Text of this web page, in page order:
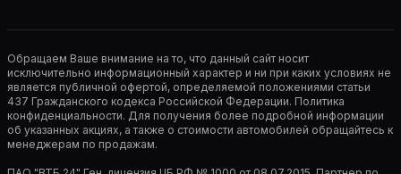
Обращаем Ваше внимание на то, что данный сайт носит
исключительно информационный характер и ни при каких условиях не
является публичной офертой, определяемой положениями статьи
437 Гражданского кодекса Российской Федерации. Политика
конфиденциальности. Для получения более подробной информации
об указанных акциях, а также о стоимости автомобилей обращайтесь к
менеджерам по продажам.